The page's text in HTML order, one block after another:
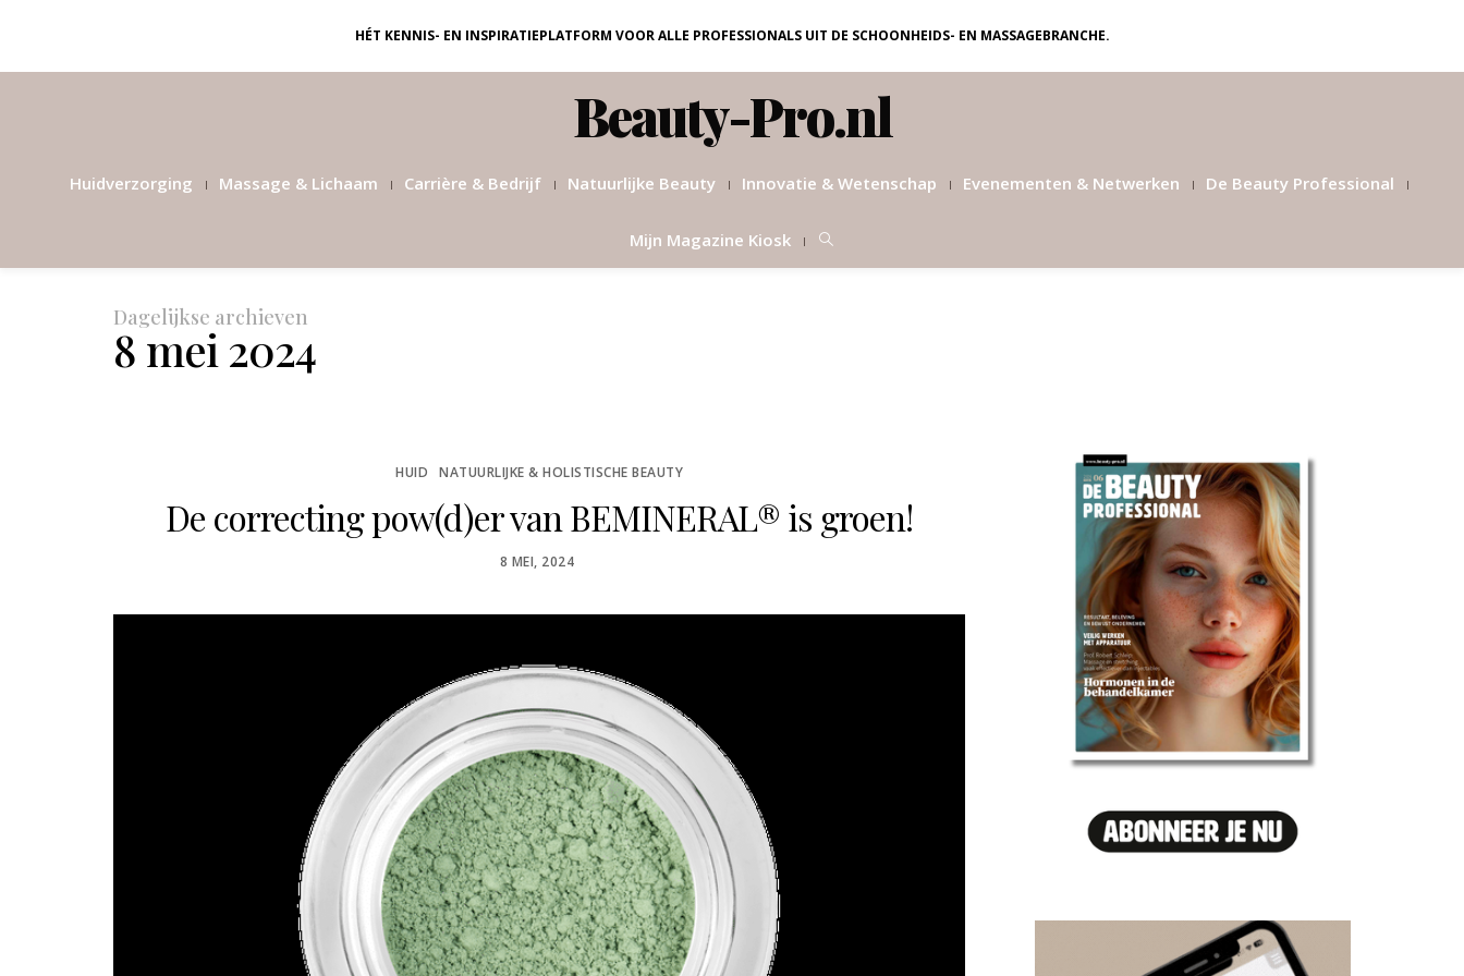
HÉT KENNIS- EN INSPIRATIEPLATFORM VOOR ALLE PROFESSIONALS UIT DE SCHOONHEIDS- EN MASSAGEBRANCHE.
Beauty-Pro.nl
Huidverzorging Massage & Lichaam Carrière & Bedrijf Natuurlijke Beauty Innovatie & Wetenschap Evenementen & Netwerken De Beauty Professional
Mijn Magazine Kiosk
Dagelijkse archieven
8 mei 2024
HUID NATUURLIJKE & HOLISTISCHE BEAUTY
De correcting pow(d)er van BEMINERAL® is groen!
POSTED
8 MEI, 2024